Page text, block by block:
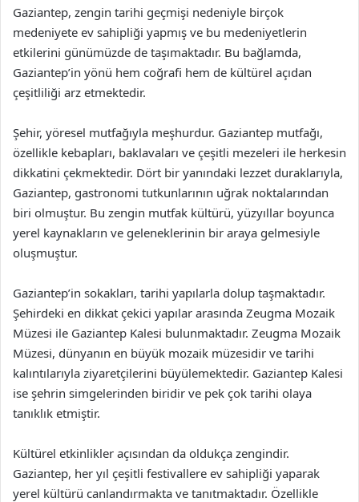
Gaziantep, zengin tarihi geçmişi nedeniyle birçok
medeniyete ev sahipliği yapmış ve bu medeniyetlerin
etkilerini günümüzde de taşımaktadır. Bu bağlamda,
Gaziantep’in yönü hem coğrafi hem de kültürel açıdan
çeşitliliği arz etmektedir.
Şehir, yöresel mutfağıyla meşhurdur. Gaziantep mutfağı,
özellikle kebapları, baklavaları ve çeşitli mezeleri ile herkesin
dikkatini çekmektedir. Dört bir yanındaki lezzet duraklarıyla,
Gaziantep, gastronomi tutkunlarının uğrak noktalarından
biri olmuştur. Bu zengin mutfak kültürü, yüzyıllar boyunca
yerel kaynakların ve geleneklerinin bir araya gelmesiyle
oluşmuştur.
Gaziantep’in sokakları, tarihi yapılarla dolup taşmaktadır.
Şehirdeki en dikkat çekici yapılar arasında Zeugma Mozaik
Müzesi ile Gaziantep Kalesi bulunmaktadır. Zeugma Mozaik
Müzesi, dünyanın en büyük mozaik müzesidir ve tarihi
kalıntılarıyla ziyaretçilerini büyülemektedir. Gaziantep Kalesi
ise şehrin simgelerinden biridir ve pek çok tarihi olaya
tanıklık etmiştir.
Kültürel etkinlikler açısından da oldukça zengindir.
Gaziantep, her yıl çeşitli festivallere ev sahipliği yaparak
yerel kültürü canlandırmakta ve tanıtmaktadır. Özellikle